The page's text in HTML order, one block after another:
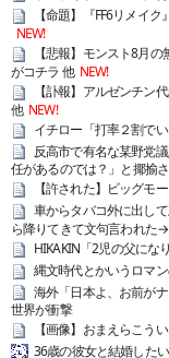
【命題】『FF6リメイ
NEW!
【悲報】モンスト8月
がコチラ 他 NEW!
【訃報】アルゼンチン
他 NEW!
イチロー「打率２割で
反高市で有名な某野党
任があるのでは？」と揶揄
【許された】ビッグモ
車からタバコ外に出し
ら降りてきて文句言われた
HIKAKIN「2児の父
縄文時代とかいうロマ
海外「日本よ、お前が
世界が衝撃
【画像】おまえらこう
36歳の彼女と結婚した